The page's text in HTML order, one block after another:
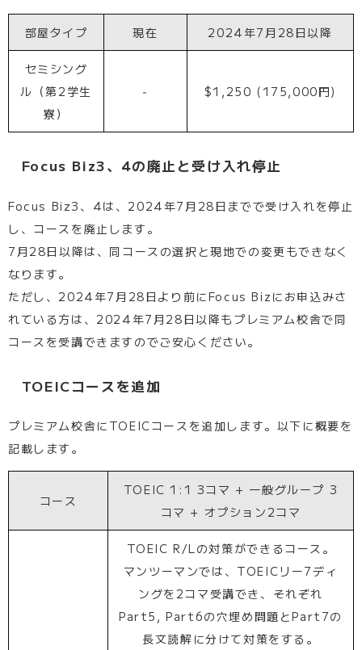
部屋タイプ 現在 2024年7月28日以降
セミシング
ル（第2学生
寮）
‐ $1,250 (175,000円)
Focus Biz3、4の廃止と受け入れ停止
Focus Biz3、4は、2024年7月28日までで受け入れを停止
し、コースを廃止します。
7月28日以降は、同コースの選択と現地での変更もできなく
なります。
ただし、2024年7月28日より前にFocus Bizにお申込みさ
れている方は、2024年7月28日以降もプレミアム校舎で同
コースを受講できますのでご安心ください。
TOEICコースを追加
プレミアム校舎にTOEICコースを追加します。以下に概要を
記載します。
コース
TOEIC 1:1 3コマ + 一般グループ 3
コマ + オプション2コマ
TOEIC R/Lの対策ができるコース。
マンツーマンでは、TOEICリー7ディ
ングを2コマ受講でき、それぞれ
Part5, Part6の穴埋め問題とPart7の
長文読解に分けて対策をする。